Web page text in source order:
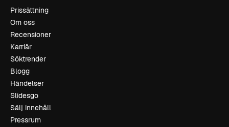
Prissättning
Om oss
Recensioner
Karriär
Söktrender
Blogg
Händelser
Slidesgo
Sälj innehåll
Pressrum